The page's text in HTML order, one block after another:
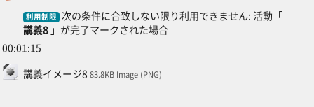
利用制限 次の条件に合致しない限り利用できません: 活動「
講義8」が完了マークされた場合
00:01:15
講義イメージ8
ファイル83.8KB Image (PNG)